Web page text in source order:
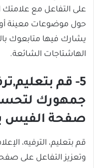
على التفاعل مع علامتك
حول موضوعات معينة أو
يشارك فيها متابعوك
الهاشتاجات الشائعة.
5- قم
جمهورك
صفحة الفيس
قم بتعليم، الترفيه،
وتعزيز التفاعل على